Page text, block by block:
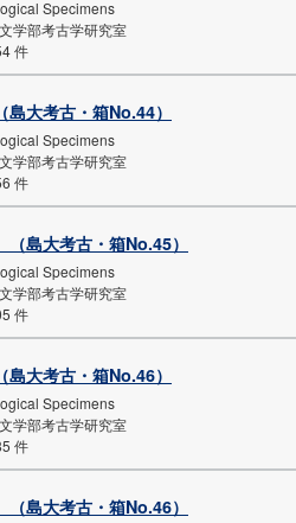
Specimens
学部考古学研究室
件
大考古・箱No.44）
Specimens
学部考古学研究室
件
島大考古・箱No.45）
Specimens
学部考古学研究室
件
大考古・箱No.46）
Specimens
学部考古学研究室
件
島大考古・箱No.46）